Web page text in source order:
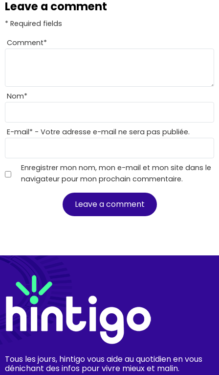
Leave a comment
* Required fields
Comment*
Nom*
E-mail* - Votre adresse e-mail ne sera pas publiée.
Enregistrer mon nom, mon e-mail et mon site dans le
navigateur pour mon prochain commentaire.
Tous les jours, hintigo vous aide au quotidien en vous
dénichant des infos pour vivre mieux et malin.